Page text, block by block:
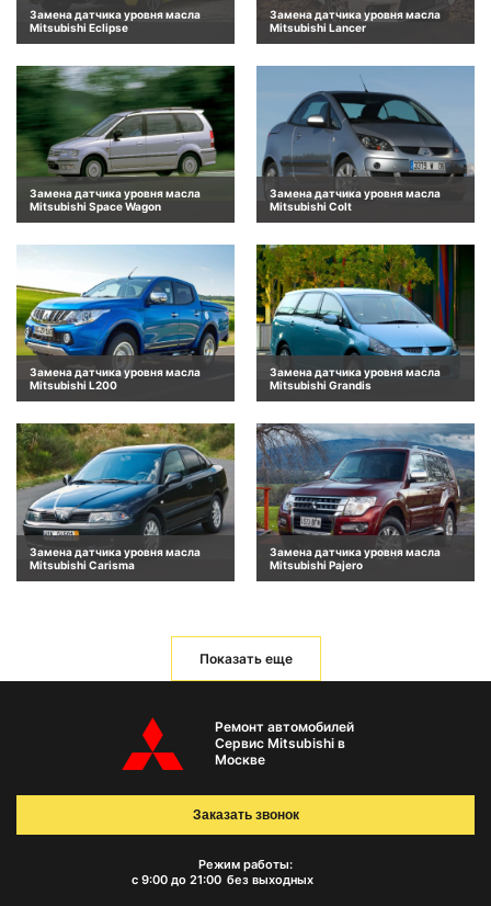
Замена датчика уровня масла
Mitsubishi Eclipse
Замена датчика уровня масла
Mitsubishi Lancer
Замена датчика уровня масла
Mitsubishi Space Wagon
Замена датчика уровня масла
Mitsubishi Colt
Замена датчика уровня масла
Mitsubishi L200
Замена датчика уровня масла
Mitsubishi Grandis
Замена датчика уровня масла
Mitsubishi Carisma
Замена датчика уровня масла
Mitsubishi Pajero
Показать еще
Ремонт автомобилей
Сервис Mitsubishi в
Москве
Режим работы:
с 9:00 до 21:00 без выходных
Заказать звонок